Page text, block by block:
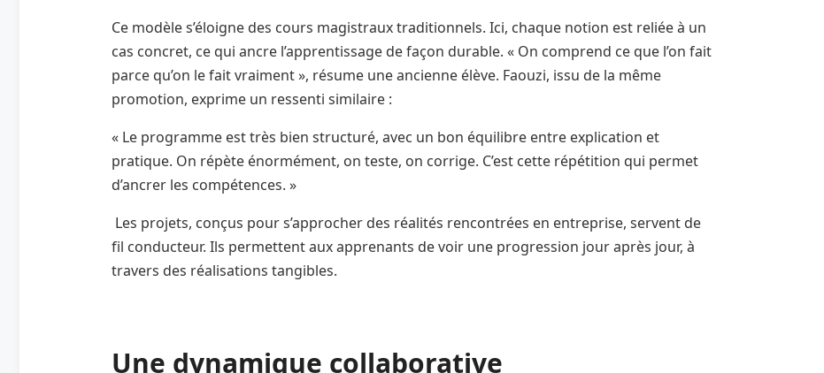
Ce modèle s’éloigne des cours magistraux traditionnels. Ici, chaque notion est reliée à un
cas concret, ce qui ancre l’apprentissage de façon durable. « On comprend ce que l’on fait
parce qu’on le fait vraiment », résume une ancienne élève. Faouzi, issu de la même
promotion, exprime un ressenti similaire :
« Le programme est très bien structuré, avec un bon équilibre entre explication et
pratique. On répète énormément, on teste, on corrige. C’est cette répétition qui permet
d’ancrer les compétences. »
Les projets, conçus pour s’approcher des réalités rencontrées en entreprise, servent de
fil conducteur. Ils permettent aux apprenants de voir une progression jour après jour, à
travers des réalisations tangibles.
Une dynamique collaborative